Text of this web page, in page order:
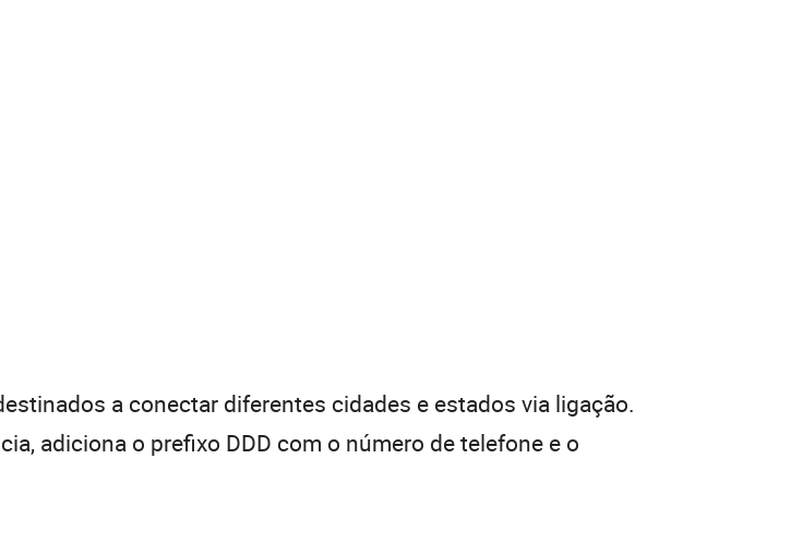
a conectar diferentes cidades e estados via ligação.
adiciona o prefixo DDD com o número de telefone e o